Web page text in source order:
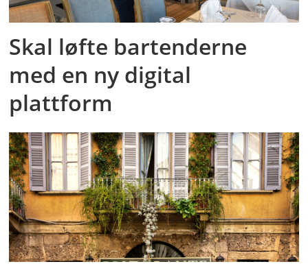
Skal løfte bartenderne
med en ny digital
plattform